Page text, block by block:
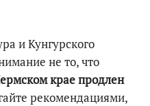
и Кунгурского
не то, что
крае продлен
рекомендациями,